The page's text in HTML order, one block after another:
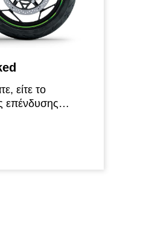
είτε το
επένδυσης
Z, τα νέα